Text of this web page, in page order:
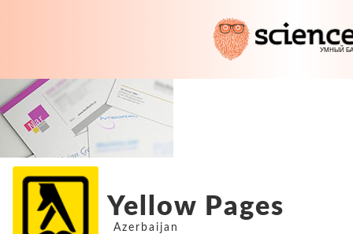
Yellow Pages
Azerbaijan